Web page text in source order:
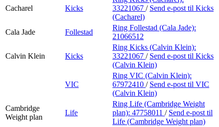
Cacharel Kicks
33221067 / Send e-post til Kicks
(Cacharel)
Cala Jade
Follestad
Ring Follestad (Cala Jade):
21066512
Calvin Klein Kicks
Ring Kicks (Calvin Klein):
33221067 / Send e-post til Kicks
(Calvin Klein)
VIC
Ring VIC (Calvin Klein):
67972410 / Send e-post til VIC
(Calvin Klein)
Cambridge
Weight plan
Life
Ring Life (Cambridge Weight
plan): 47758011 / Send e-post til
Life (Cambridge Weight plan)